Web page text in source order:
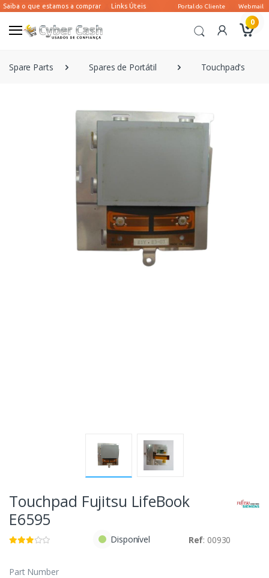
0
Spare Parts Spares de Portátil Touchpad's
Touchpad Fujitsu LifeBook
E6595
Disponível Ref: 00930
Part Number